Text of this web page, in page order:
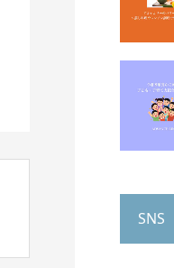
SNS